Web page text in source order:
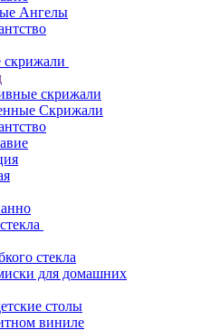
Ангелы
скрижали
скрижали
Скрижали
стекла
для домашних
столы
виниле